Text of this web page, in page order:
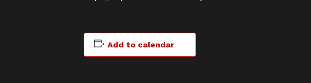
Add to calendar